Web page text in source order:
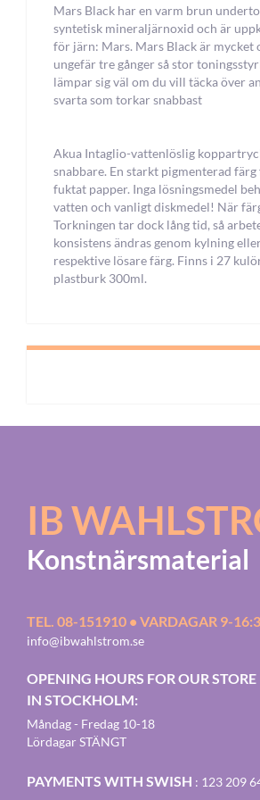
Mars Black har en varm brun
syntetisk mineraljärnoxid och är
för järn: Mars. Mars Black är mycket
ungefär tre gånger så stor
lämpar sig väl om du vill täcka över
svarta som torkar snabbast
Akua Intaglio-vattenlöslig
snabbare. En starkt pigmenterad
fuktat papper. Inga lösningsmedel
vatten och vanligt diskmedel! När
Torkningen tar dock lång tid, så
konsistens ändras genom kylning
respektive lösare färg. Finns i 27
plastburk 300ml.
IB
Konstnärsmaterial
TEL. 08-151910 • VARDAGAR 9-
info@ibwahlstrom.se
OPENING HOURS FOR OUR STORE
IN STOCKHOLM:
Måndag - Fredag 10-18
Lördagar STÄNGT
PAYMENTS WITH SWISH : 123 209